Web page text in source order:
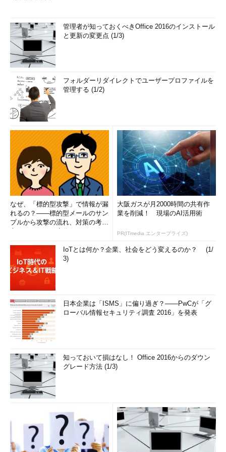
管理者が知っておくべきOffice 2016のインストール
と更新の変更点 (1/3)
フォルダーリダイレクトでユーザープロファイルを
管理する (1/2)
なぜ、「標的型攻撃」で情報が漏
れるの？――標的型メールのサン
プルから攻撃の流れ、対策の考え
大阪ガスが月2000時間の共有作
業を削減！ 現場のAI活用術
PR(ITmedia エンタープライズ)
IoTとは何か？企業、社会をどう変えるのか？ (1/
3)
日本企業は「ISMS」に偏り過ぎ？――PwCが「グ
ローバル情報セキュリティ調査 2016」を発表
知っておいて損はなし！ Office 2016からのダウン
グレード方法 (1/3)